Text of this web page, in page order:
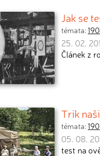
Jak se
témata:
25. 02.
Článek z
Trik
témata:
05. 08.
test na